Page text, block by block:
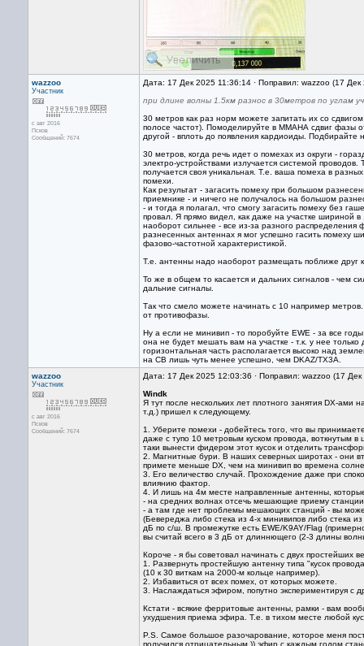
wazzoo
Участник
с авг 2016
Псков
Сообщений: 7674
Дата: 17 Дек 2025 11:36:14 · Поправил: wazzoo (17
при длине волны 1.5км разнос в 30метров по углам
30 метров как раз норм можете запитать их со
полосе частот). Помоделируйте в ММАНА сдвиг фазы
другой - вплоть до появления кардиоиды. Подбирайте
30 метров, когда речь идет о помехах из округи -
электро-устройствами излучается системой
получается своя уникальная. Т.е. ваша помеха в
помехи.
Как результат - загасить помеху при большом
приемнике - и ничего не получалось на большом
- и тогда я полагал, что смогу загасить помеху без
провал. Я прямо видел, как даже на участке шириной в
наоборот сильнее - все из-за разного распределения
разнесенных антеннах я мог успешно гасить помеху
фазово-частотной характеристикой.
Т.е. антенны надо наоборот размещать поближе друг к
То же в общем то касается и дальних сигналов - чем
дальние сигналы.
Так что смело можете начинать с 10 например
от противофазы.
Ну а если не минивип - то поробуйте EWE - за все
она не будет мешать вам на участке - т.к. у нее
горизонтальная часть располагается высоко над
на СВ лишь чуть менее успешно, чем DKAZ/TX3A.
wazzoo
Участник
с авг 2016
Псков
Сообщений: 7674
Дата: 17 Дек 2025 12:03:36 · Поправил: wazzoo (17
Windk
Я тут после нескольких лет плотного занятия DX-
т.д.) пришел к следующему.
1. Уберите помехи - добейтесь того, что вы
даже с тупо 10 метровым куском провода, воткнутым в
таки вынести фидером этот кусок и отделить
2. Магнитные бури. В наших северных широтах - они
примете меньше DX, чем на минивип во времена
3. Его величество случай. Прохождение даже при
влиянию фактор.
4. И лишь на 4м месте направленные антенны,
- на средних волнах отсечь мешающие приему
- а там где нет проблемы мешающих станций - вы
(Бевереджа либо стека из 4-х минивипов либо стека
дБ по с/ш. В промежутке есть EWE/K9AY/Flag
вы считай всего в 3 дБ от длиннющего (2-3 длины
Короче - я бы советовал начинать с двух простейших
1. Развернуть простейшую антенну типа "кусок
(10 к 30 виткам на 2000-м кольце например).
2. Избавиться от всех помех, от которых можете.
3. Наслаждаться эфиром, попутно экспериментируя с
Кстати - всякие ферритовые антенны, рамки - вам
ухудшения приема эфира. Т.е. в тихом месте любой
P.S. Самое большое разочарование, которое меня
получился отрицательным )) эфир с каждым годом